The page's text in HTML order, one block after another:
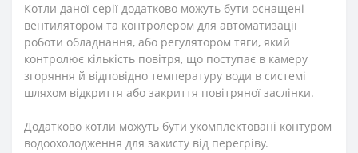
Котли даної серії додатково можуть бути оснащені
вентилятором та контролером для автоматизації
роботи обладнання, або регулятором тяги, який
контролює кількість повітря, що поступає в камеру
згоряння й відповідно температуру води в системі
шляхом відкриття або закриття повітряної заслінки.
Додатково котли можуть бути укомплектовані контуром
водоохолодження для захисту від перегріву.